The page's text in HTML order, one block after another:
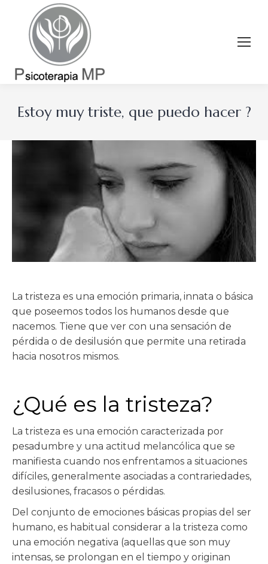
Estoy muy triste, que puedo hacer ?
La tristeza es una emoción primaria, innata o básica
que poseemos todos los humanos desde que
nacemos. Tiene que ver con una sensación de
pérdida o de desilusión que permite una retirada
hacia nosotros mismos.
¿Qué es la tristeza?
La tristeza es una emoción caracterizada por
pesadumbre y una actitud melancólica que se
manifiesta cuando nos enfrentamos a situaciones
difíciles, generalmente asociadas a contrariedades,
desilusiones, fracasos o pérdidas.
Del conjunto de emociones básicas propias del ser
humano, es habitual considerar a la tristeza como
una emoción negativa (aquellas que son muy
intensas, se prolongan en el tiempo y originan